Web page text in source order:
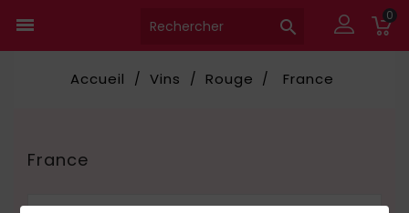
 
0
Accueil Vins Rouge France
France